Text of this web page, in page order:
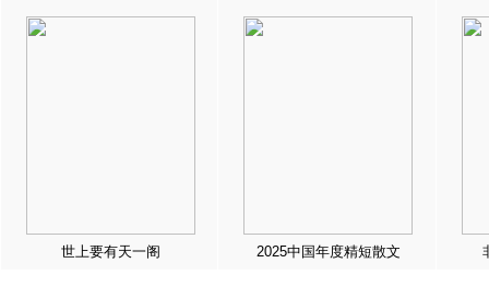
世上要有天一阁 2025中国年度精短散文